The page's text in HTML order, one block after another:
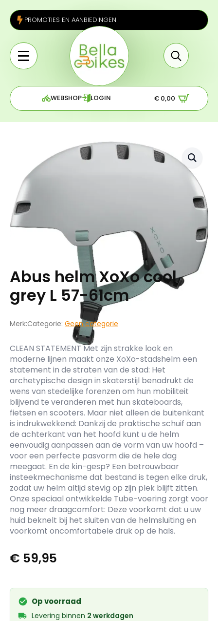
PROMOTIES EN AANBIEDINGEN
for:
WEBSHOP LOGIN € 0,00
Abus helm XoXo cool
grey L 57-61cm
Merk:Categorie: Geen categorie
CLEAN STATEMENT Met zijn strakke look en
moderne lijnen maakt onze XoXo-stadshelm een
statement in de straten van de stad: Het
archetypische design in skaterstijl benadrukt de
wens van stedelijke forenzen om hun mobiliteit
blijvend te veranderen met hun skateboards,
fietsen en scooters. Maar niet alleen de buitenkant
is indrukwekkend: Dankzij de praktische schuif aan
de achterkant van het hoofd kunt u de helm
eenvoudig aanpassen aan de vorm van uw hoofd –
voor een perfecte pasvorm die de hele dag
meegaat. En de kin-gesp? Een betrouwbaar
insteekmechanisme dat bestand is tegen elke druk,
zodat uw helm altijd stevig op zijn plek blijft zitten.
Onze speciaal ontwikkelde Tube-voering zorgt voor
nog meer draagcomfort: Deze voorkomt dat u uw
huid beknelt bij het sluiten van de helmsluiting en
voorkomt oncomfortabele druk op de hals.
€ 59,95
Op voorraad
Levering binnen 2 werkdagen